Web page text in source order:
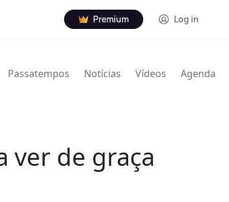
Premium Log in
Passatempos Notícias Vídeos Agenda
ver de graça